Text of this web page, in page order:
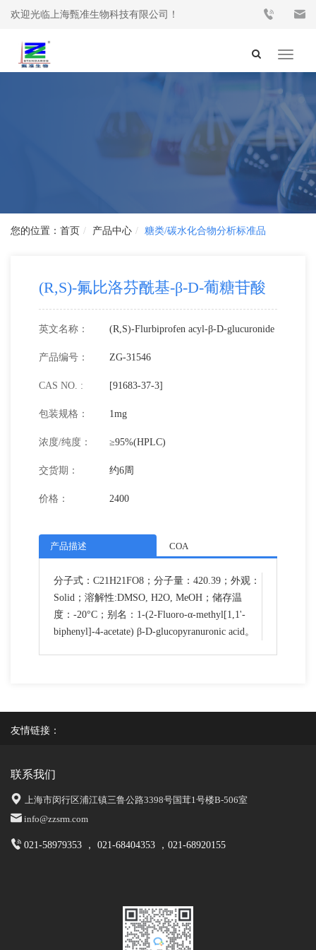
欢迎光临上海甄准生物科技有限公司！
Toggle
首页 产品中心 糖类/碳水化合物分析标准品
(R,S)-氟比洛芬酰基-β-D-葡糖苷酸
英文名称： (R,S)-Flurbiprofen acyl-β-D-glucuronide
产品编号： ZG-31546
CAS NO. : [91683-37-3]
包装规格： 1mg
浓度/纯度： ≥95%(HPLC)
交货期： 约6周
价格： 2400
产品描述 COA
分子式：C21H21FO8；分子量：420.39；外观：
Solid；溶解性:DMSO, H2O, MeOH；储存温
度：-20°C；别名：1-(2-Fluoro-α-methyl[1,1'-
biphenyl]-4-acetate) β-D-glucopyranuronic acid。
友情链接：
联系我们
上海市闵行区浦江镇三鲁公路3398号国茸1号楼B-506室
info@zzsrm.com
021-58979353 ， 021-68404353 ，021-68920155